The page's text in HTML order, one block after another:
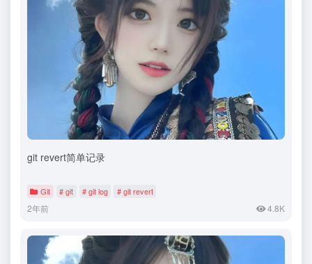
git revert简单记录
Git # git # git log # git revert
2年前 4.8K